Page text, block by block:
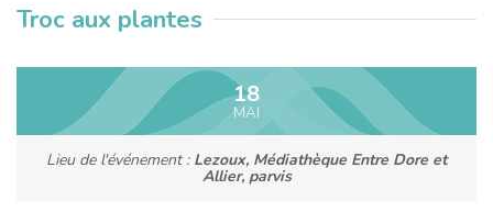
tailletaille
texte
contenu
Troc aux plantes
18
MAI
Lieu de l'événement : Lezoux, Médiathèque Entre Dore et
Allier, parvis